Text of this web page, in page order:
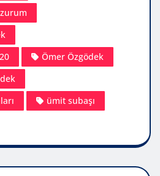
Ömer Özgödek
ümit subaşı